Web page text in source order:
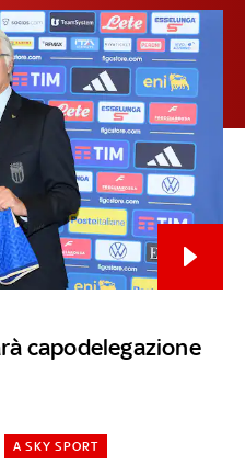
capodelegazione
A SKY SPORT